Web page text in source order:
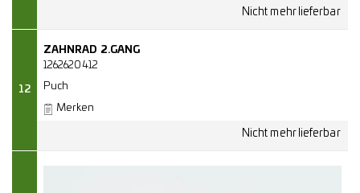
12
ZAHNRAD 2.GANG
1262620412
Puch
Merken